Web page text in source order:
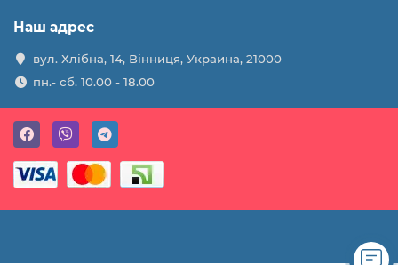
Наш адрес
вул. Хлібна, 14, Вінниця, Украина, 21000
пн.- сб. 10.00 - 18.00